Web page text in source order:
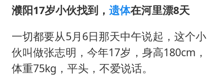
濮阳17岁小伙找到， 遗体在河里漂8天
一切都要从5月6日那天中午说起，这个小
伙叫做张志明 ，今年17岁，身高180cm，
体重75kg，平头，不爱说话。